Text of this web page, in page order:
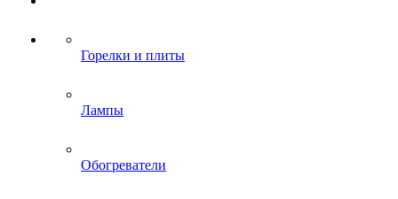
Горелки и плиты
Лампы
Обогреватели